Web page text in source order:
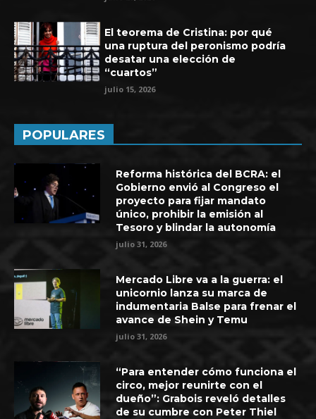
El teorema de Cristina: por qué
una ruptura del peronismo podría
desatar una elección de
“cuartos”
julio 15, 2026
POPULARES
Reforma histórica del BCRA: el
Gobierno envió al Congreso el
proyecto para fijar mandato
único, prohibir la emisión al
Tesoro y blindar la autonomía
julio 31, 2026
Mercado Libre va a la guerra: el
unicornio lanza su marca de
indumentaria Balse para frenar el
avance de Shein y Temu
julio 31, 2026
“Para entender cómo funciona el
circo, mejor reunirte con el
dueño”: Grabois reveló detalles
de su cumbre con Peter Thiel